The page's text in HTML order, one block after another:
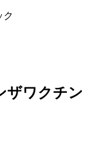
ワクチン